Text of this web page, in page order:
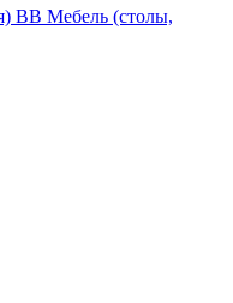
ВВ Мебель (столы,